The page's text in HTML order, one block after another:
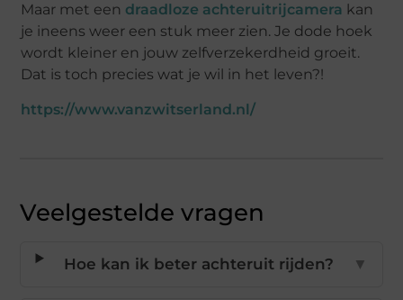
Maar met een draadloze achteruitrijcamera kan
je ineens weer een stuk meer zien. Je dode hoek
wordt kleiner en jouw zelfverzekerdheid groeit.
Dat is toch precies wat je wil in het leven?!
https://www.vanzwitserland.nl/
Veelgestelde vragen
Hoe kan ik beter achteruit rijden? ▼